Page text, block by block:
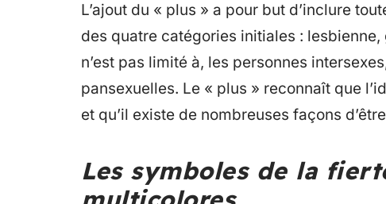
L’ajout du « plus » a pour but d’inclure
des quatre catégories initiales :
n’est pas limité à, les personnes
pansexuelles. Le « plus » reconnaît que
et qu’il existe de nombreuses façons
Les symboles de la